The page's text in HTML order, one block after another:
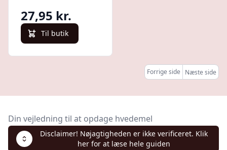
27,95 kr.
Til butik
Forrige side Næste side
Din vejledning til at opdage hvedemel
Disclaimer! Nøjagtigheden er ikke verificeret. Klik
her for at læse hele guiden